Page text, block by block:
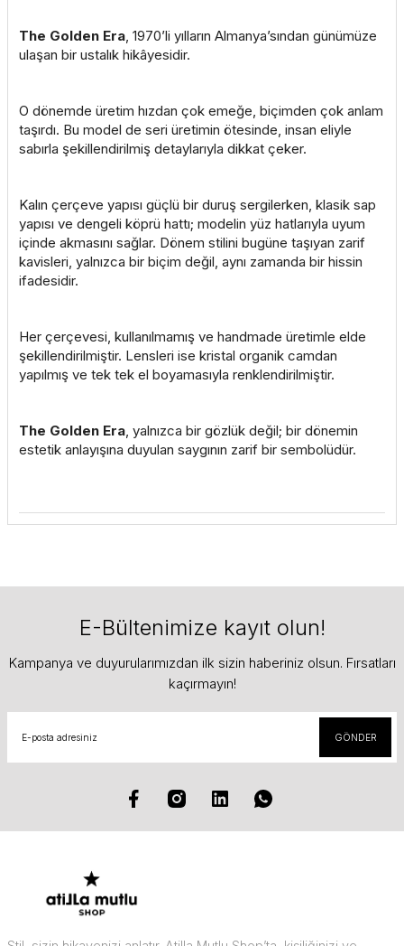
The Golden Era, 1970’li yılların Almanya’sından günümüze
ulaşan bir ustalık hikâyesidir.
O dönemde üretim hızdan çok emeğe, biçimden çok anlam
taşırdı. Bu model de seri üretimin ötesinde, insan eliyle
sabırla şekillendirilmiş detaylarıyla dikkat çeker.
Kalın çerçeve yapısı güçlü bir duruş sergilerken, klasik sap
yapısı ve dengeli köprü hattı; modelin yüz hatlarıyla uyum
içinde akmasını sağlar. Dönem stilini bugüne taşıyan zarif
kavisleri, yalnızca bir biçim değil, aynı zamanda bir hissin
ifadesidir.
Her çerçevesi, kullanılmamış ve handmade üretimle elde
şekillendirilmiştir. Lensleri ise kristal organik camdan
yapılmış ve tek tek el boyamasıyla renklendirilmiştir.
The Golden Era, yalnızca bir gözlük değil; bir dönemin
estetik anlayışına duyulan saygının zarif bir sembolüdür.
E-Bültenimize kayıt olun!
Kampanya ve duyurularımızdan ilk sizin haberiniz olsun. Fırsatları
kaçırmayın!
GÖNDER